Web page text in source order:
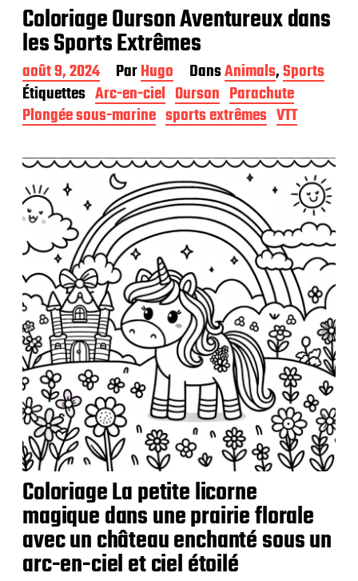
Coloriage Ourson Aventureux dans
les Sports Extrêmes
D
a
t
e
e
p
u
b
l
c
a
t
i
o
n
août 9, 2024 ParHugo DansAnimals,Sports
Étiquettes Arc-en-ciel Ourson Parachute
Plongée sous-marine sports extrêmes VTT
Coloriage La petite licorne
magique dans une prairie florale
avec un château enchanté sous un
arc-en-ciel et ciel étoilé